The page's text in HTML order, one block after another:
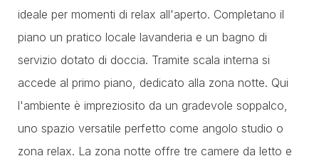
ideale per momenti di relax all'aperto. Completano il
piano un pratico locale lavanderia e un bagno di
servizio dotato di doccia. Tramite scala interna si
accede al primo piano, dedicato alla zona notte. Qui
l'ambiente è impreziosito da un gradevole soppalco,
uno spazio versatile perfetto come angolo studio o
zona relax. La zona notte offre tre camere da letto e